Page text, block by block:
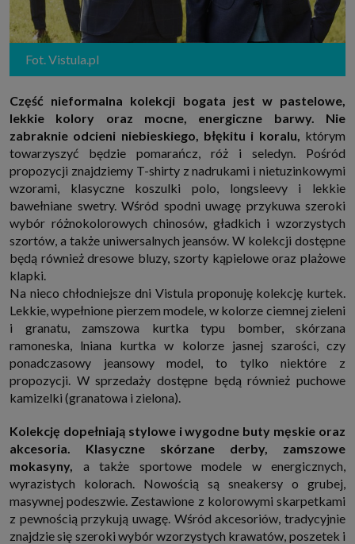
które przeglądarka wysyła do serwera przy każdorazowym wejściu na
stronę z tego urządzenia, podczas gdy odwiedzasz strony w Internecie.
Szczegółową informację na temat plików cookie i ich funkcjonowania
znajdzieszpod tym linkiem. Pod tym linkiem znajdziesz także informację
o tym jak zmienić ustawienia przeglądarki, aby ograniczyć lub wyłączyć
funkcjonowanie plików cookies itp. oraz jak usunąć takie pliki z Twojego
urządzenia.
Twoje uprawnienia
Przysługują Ci następujące uprawnienia wobec Twoich danych i ich
przetwarzania przez nas, inne podmioty z Grupy SAGIER i Zaufanych
Partnerów:
1. Jeśli udzieliłeś zgody na przetwarzanie danych możesz ją w każdej
chwili wycofać (cofnięcie zgody oczywiście nie uchyli zgodności z prawem
przetwarzania już dokonanego na jej podstawie);
2. Masz również prawo żądania dostępu do Twoich danych osobowych, ich
sprostowania, usunięcia lub ograniczenia przetwarzania, prawo do
przeniesienia danych, wyrażenia sprzeciwu wobec przetwarzania danych
oraz prawo do wniesienia skargi do organu nadzorczego, którym w Polsce
jest Prezes Urzędu Ochrony Danych Osobowych.
Pod tym adresem
znajdziesz dodatkowe informacje dotyczące przetwarzania danych i
Fot. Vistula.pl
Część nieformalna kolekcji bogata jest w pastelowe,
lekkie kolory oraz mocne, energiczne barwy. Nie
zabraknie odcieni niebieskiego, błękitu i koralu,
którym
towarzyszyć będzie pomarańcz, róż i seledyn. Pośród
propozycji znajdziemy T-shirty z nadrukami i nietuzinkowymi
wzorami, klasyczne koszulki polo, longsleevy i lekkie
bawełniane swetry. Wśród spodni uwagę przykuwa szeroki
wybór różnokolorowych chinosów, gładkich i wzorzystych
szortów, a także uniwersalnych jeansów. W kolekcji dostępne
będą również dresowe bluzy, szorty kąpielowe oraz plażowe
klapki.
Na nieco chłodniejsze dni Vistula proponuję kolekcję kurtek.
Lekkie, wypełnione pierzem modele, w kolorze ciemnej zieleni
i granatu, zamszowa kurtka typu bomber, skórzana
ramoneska, lniana kurtka w kolorze jasnej szarości, czy
ponadczasowy jeansowy model, to tylko niektóre z
propozycji. W sprzedaży dostępne będą również puchowe
kamizelki (granatowa i zielona).
Kolekcję dopełniają stylowe i wygodne buty męskie oraz
akcesoria. Klasyczne skórzane derby, zamszowe
mokasyny,
a także sportowe modele w energicznych,
wyrazistych kolorach. Nowością są sneakersy o grubej,
masywnej podeszwie. Zestawione z kolorowymi skarpetkami
z pewnością przykują uwagę. Wśród akcesoriów, tradycyjnie
znajdzie się szeroki wybór wzorzystych krawatów, poszetek i